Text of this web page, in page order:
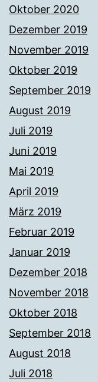
Oktober 2020
Dezember 2019
November 2019
Oktober 2019
September 2019
August 2019
Juli 2019
Juni 2019
Mai 2019
April 2019
März 2019
Februar 2019
Januar 2019
Dezember 2018
November 2018
Oktober 2018
September 2018
August 2018
Juli 2018